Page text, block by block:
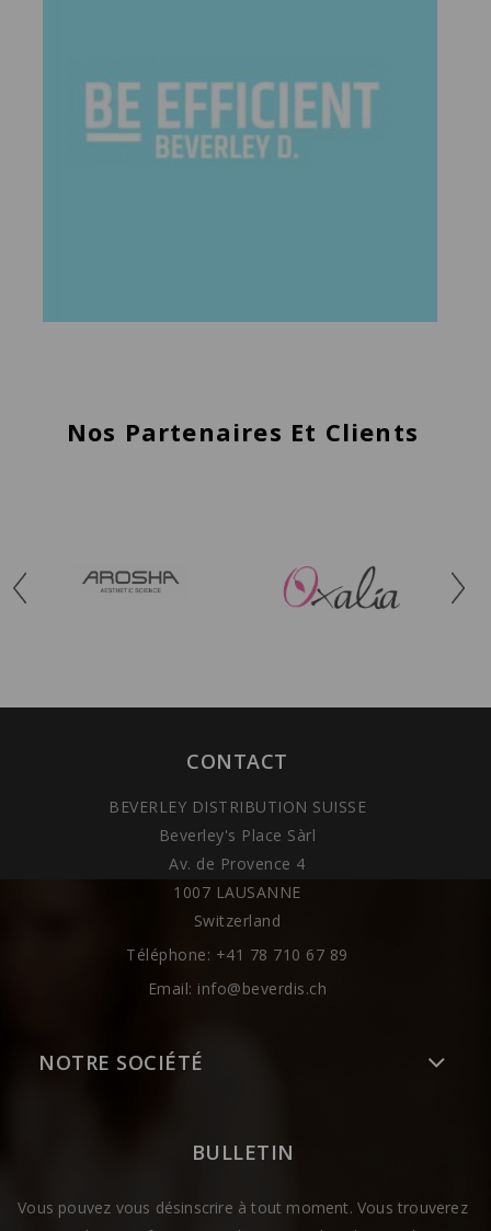
Nos Partenaires Et Clients
CONTACT
BEVERLEY DISTRIBUTION SUISSE
Beverley's Place Sàrl
Av. de Provence 4
1007 LAUSANNE
Switzerland
Téléphone: +41 78 710 67 89
Email: info@beverdis.ch
NOTRE SOCIÉTÉ
BULLETIN
Vous pouvez vous désinscrire à tout moment. Vous trouverez